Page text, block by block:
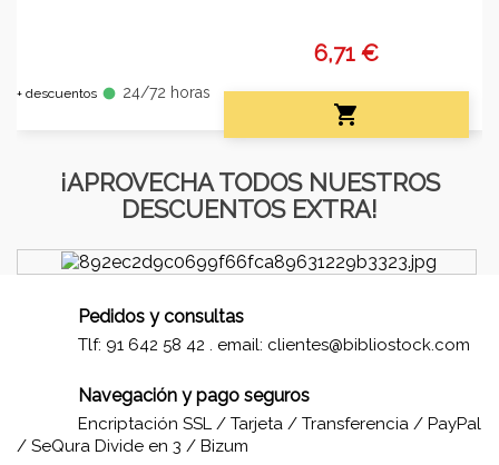
+ descuentos fiber_manual_record 24/72 horas
6,71 €

¡APROVECHA TODOS NUESTROS
DESCUENTOS EXTRA!
Pedidos y consultas
Tlf: 91 642 58 42 . email: clientes@bibliostock.com
Navegación y pago seguros
Encriptación SSL / Tarjeta / Transferencia / PayPal
/ SeQura Divide en 3 / Bizum